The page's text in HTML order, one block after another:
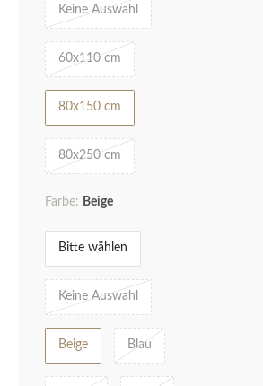
Keine Auswahl
60x110 cm
80x150 cm
80x250 cm
Farbe: Beige
Bitte wählen
Keine Auswahl
Beige Blau